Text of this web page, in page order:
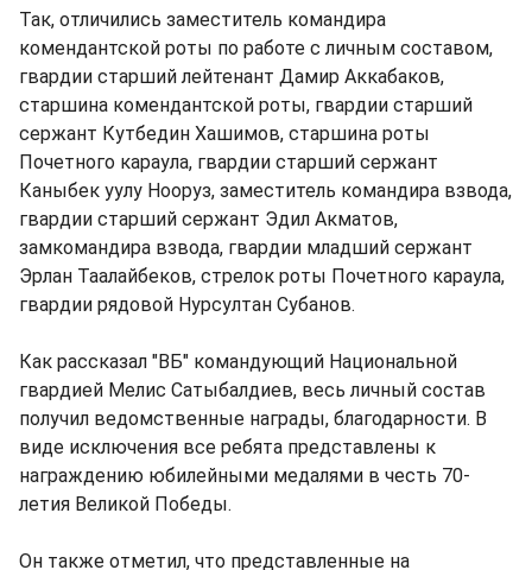
Так, отличились заместитель командира
комендантской роты по работе с личным составом,
гвардии старший лейтенант Дамир Аккабаков,
старшина комендантской роты, гвардии старший
сержант Кутбедин Хашимов, старшина роты
Почетного караула, гвардии старший сержант
Каныбек уулу Нооруз, заместитель командира взвода,
гвардии старший сержант Эдил Акматов,
замкомандира взвода, гвардии младший сержант
Эрлан Таалайбеков, стрелок роты Почетного караула,
гвардии рядовой Нурсултан Субанов.
Как рассказал "ВБ" командующий Национальной
гвардией Мелис Сатыбалдиев, весь личный состав
получил ведомственные награды, благодарности. В
виде исключения все ребята представлены к
награждению юбилейными медалями в честь 70-
летия Великой Победы.
Он также отметил, что представленные на